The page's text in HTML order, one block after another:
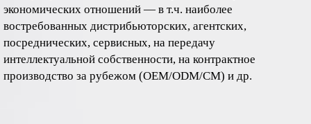
экономических отношений — в т.ч. наиболее
востребованных дистрибьюторских, агентских,
посреднических, сервисных, на передачу
интеллектуальной собственности, на контрактное
производство за рубежом (OEM/ODM/CM) и др.